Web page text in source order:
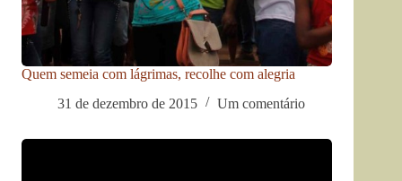
Quem semeia com lágrimas, recolhe com alegria
31 de dezembro de 2015
Um comentário